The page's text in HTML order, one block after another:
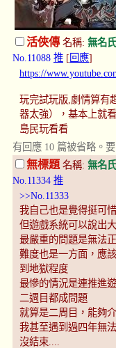
活俠傳名稱: 無名氏
No.11088 推 [回應]
https://
玩完試玩版,劇情算有
器太強），基本上就
島民玩看看
有回應 10 篇被省略。
無標題 名稱: 無名氏
No.11334 推
>>No.11333
我自己也是覺得挺可
但遊戲系統可以說出
最嚴重的問題是無法
難度也是一方面，應
到地獄程度
最慘的情況是連推進
二週目都成問題
就算是二周目，能夠
我甚至遇到過四年無
沒結束....